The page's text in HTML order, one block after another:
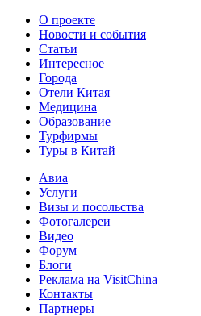
О проекте
Новости и события
Статьи
Интересное
Города
Отели Китая
Медицина
Образование
Турфирмы
Туры в Китай
Авиа
Услуги
Визы и посольства
Фотогалереи
Видео
Форум
Блоги
Реклама на VisitChina
Контакты
Партнеры